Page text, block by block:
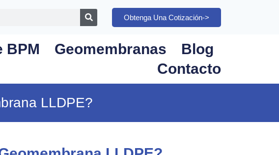
Obtenga Una Cotización->
BPM Geomembranas
Blog
Contacto
LLDPE?